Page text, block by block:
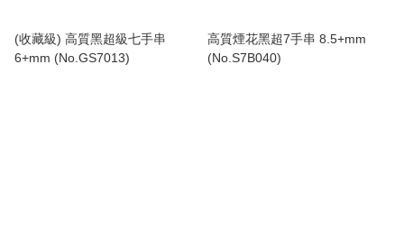
(收藏級) 高質黑超級七手串
6+mm (No.GS7013)
高質煙花黑超7手串 8.5+mm
(No.S7B040)